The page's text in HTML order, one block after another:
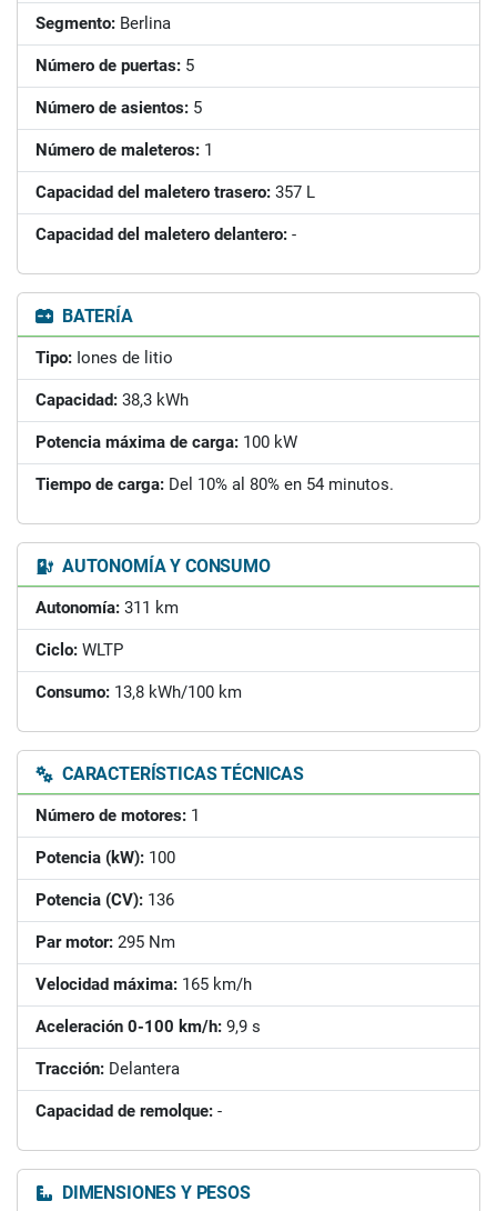
Segmento: Berlina
Número de puertas: 5
Número de asientos: 5
Número de maleteros: 1
Capacidad del maletero trasero: 357 L
Capacidad del maletero delantero: -
BATERÍA
Tipo: Iones de litio
Capacidad: 38,3 kWh
Potencia máxima de carga: 100 kW
Tiempo de carga: Del 10% al 80% en 54 minutos.
AUTONOMÍA Y CONSUMO
Autonomía: 311 km
Ciclo: WLTP
Consumo: 13,8 kWh/100 km
CARACTERÍSTICAS TÉCNICAS
Número de motores: 1
Potencia (kW): 100
Potencia (CV): 136
Par motor: 295 Nm
Velocidad máxima: 165 km/h
Aceleración 0-100 km/h: 9,9 s
Tracción: Delantera
Capacidad de remolque: -
DIMENSIONES Y PESOS